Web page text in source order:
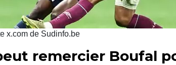
x.com de Sudinfo.be
remercier Boufal